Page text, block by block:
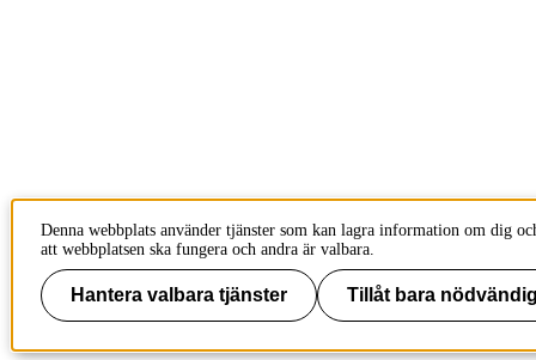
Denna webbplats använder tjänster som kan lagra information om dig
att webbplatsen ska fungera och andra är valbara.
Hantera valbara tjänster Tillåt bara